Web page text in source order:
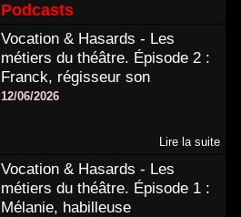
Podcasts
Vocation & Hasards - Les
métiers du théâtre. Épisode 2 :
Franck, régisseur son
12/06/2026
Lire la suite
Vocation & Hasards - Les
métiers du théâtre. Épisode 1 :
Mélanie, habilleuse